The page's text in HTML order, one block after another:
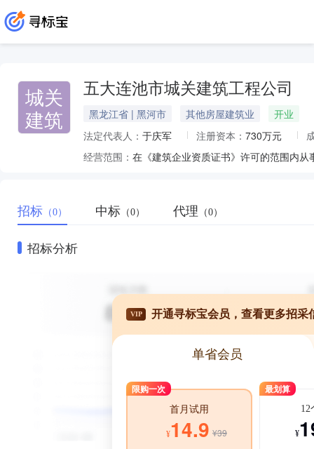
城关
建筑
五大连池市城关建筑工程公司
黑龙江省 | 黑河市 其他房屋建筑业
开业
法定代表人： 于庆军 注册资本： 730万元
经营范围： 在《建筑企业资质证书》许可的范围内从
招标 （0） 中标 （0） 代理 （0）
招标分析
VIP 开通寻标宝会员，查看更多招采
单省会员
限购一次
首月试用
¥14.9 ¥39
最划算
12
¥